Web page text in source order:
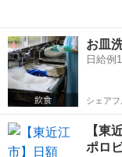
お皿
日給例
シェアフ
【東
ポロ